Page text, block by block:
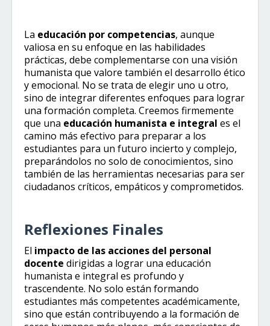
La educación por competencias, aunque
valiosa en su enfoque en las habilidades
prácticas, debe complementarse con una visión
humanista que valore también el desarrollo ético
y emocional. No se trata de elegir uno u otro,
sino de integrar diferentes enfoques para lograr
una formación completa. Creemos firmemente
que una educación humanista e integral es el
camino más efectivo para preparar a los
estudiantes para un futuro incierto y complejo,
preparándolos no solo de conocimientos, sino
también de las herramientas necesarias para ser
ciudadanos críticos, empáticos y comprometidos.
Reflexiones Finales
El impacto de las acciones del personal
docente dirigidas a lograr una educación
humanista e integral es profundo y
trascendente. No solo están formando
estudiantes más competentes académicamente,
sino que están contribuyendo a la formación de